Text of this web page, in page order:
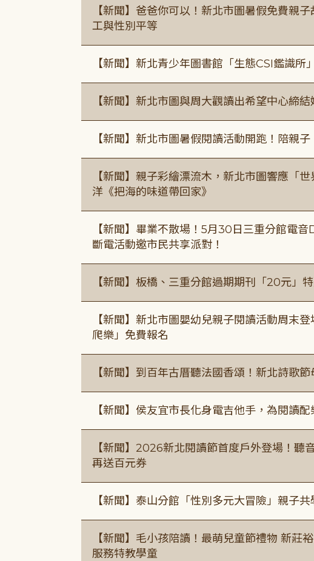
【新聞】爸爸你可以！新北市圖暑假免費親
工與性別平等
【新聞】新北青少年圖書館「生態CSI鑑識所
【新聞】新北市圖與周大觀讀出希望中心締
【新聞】新北市圖暑假閱讀活動開跑！陪親子
【新聞】親子彩繪漂流木，新北市圖響應「
洋《把海的味道帶回家》
【新聞】畢業不散場！5月30日三重分館電
斷電活動邀市民共享派對！
【新聞】板橋、三重分館過期期刊「20元」
【新聞】新北市圖嬰幼兒親子閱讀活動周末
爬樂」免費報名
【新聞】到百年古厝聽法國香頌！新北詩歌
【新聞】侯友宜市長化身電吉他手，為閱讀
【新聞】2026新北閱讀節首度戶外登場！聽
再送百元券
【新聞】泰山分館「性別多元大冒險」親子
【新聞】毛小孩陪讀！最萌兒童節禮物 新莊
服務特教學童